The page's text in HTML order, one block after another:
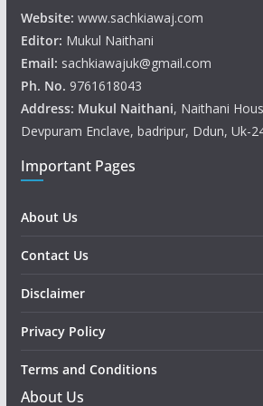
Website: www.sachkiawaj.com
Editor: Mukul Naithani
Email: sachkiawajuk@gmail.com
Ph. No. 9761618043
Address: Mukul Naithani, Naithani
Devpuram Enclave, badripur, Ddun, Uk-
Important Pages
About Us
Contact Us
Disclaimer
Privacy Policy
Terms and Conditions
About Us